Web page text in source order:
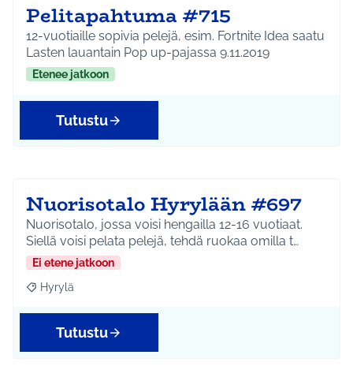
Pelitapahtuma #715
12-vuotiaille sopivia pelejä, esim. Fortnite Idea saatu
Lasten lauantain Pop up-pajassa 9.11.2019
Etenee jatkoon
Tutustu
Nuorisotalo Hyrylään #697
Nuorisotalo, jossa voisi hengailla 12-16 vuotiaat.
Siellä voisi pelata pelejä, tehdä ruokaa omilla t…
Ei etene jatkoon
Rajaa tulokset aihepiirin mukaan: Hyrylä
Hyrylä
Tutustu